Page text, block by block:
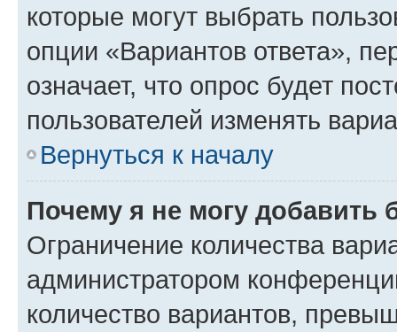
которые могут выбрать
опции «Вариантов ответа»,
означает, что опрос будет
пользователей изменять
Вернуться к началу
Почему я не могу добавить
Ограничение количества
администратором
количество вариантов,